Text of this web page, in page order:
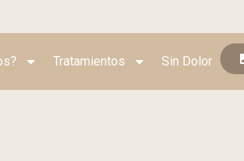
Tratamientos Sin Dolor